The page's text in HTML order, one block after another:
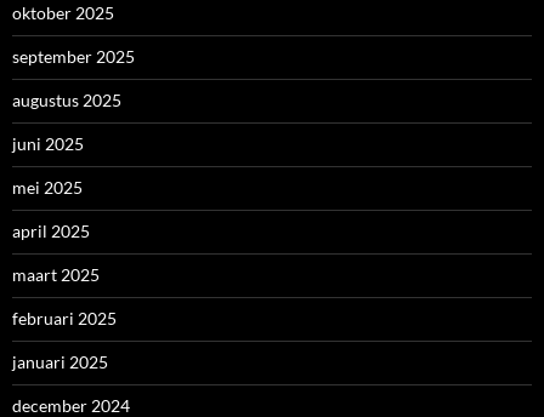
oktober 2025
september 2025
augustus 2025
juni 2025
mei 2025
april 2025
maart 2025
februari 2025
januari 2025
december 2024